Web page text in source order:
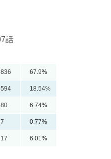
話
67.9%
18.54%
6.74%
0.77%
6.01%